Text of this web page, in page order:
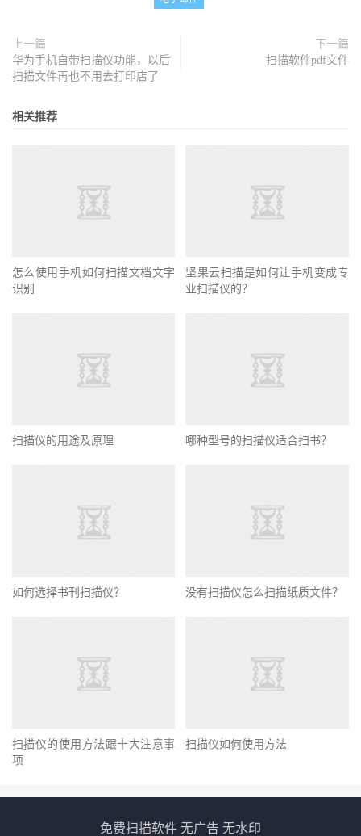
上一篇
华为手机自带扫描仪功能，以后
扫描文件再也不用去打印店了
下一篇
扫描软件pdf文件
相关推荐
怎么使用手机如何扫描文档文字
识别
坚果云扫描是如何让手机变成专
业扫描仪的？
扫描仪的用途及原理 哪种型号的扫描仪适合扫书？
如何选择书刊扫描仪？ 没有扫描仪怎么扫描纸质文件？
扫描仪的使用方法跟十大注意事
项
扫描仪如何使用方法
免费扫描软件 无广告 无水印